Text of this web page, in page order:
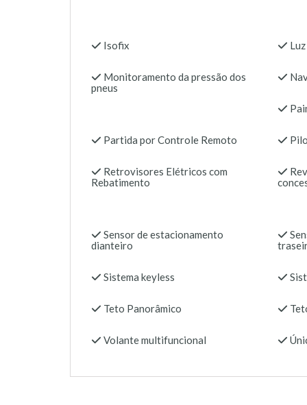
Isofix
Monitoramento da pressão dos
pneus
Partida por Controle Remoto
Retrovisores Elétricos com
Rebatimento
Sensor de estacionamento
dianteiro
Sistema keyless
Teto Panorâmico
Volante multifuncional